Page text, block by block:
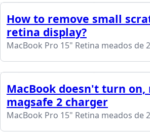
How to remove small
retina display?
MacBook Pro 15" Retina meados de
MacBook doesn't turn
magsafe 2 charger
MacBook Pro 15" Retina meados de